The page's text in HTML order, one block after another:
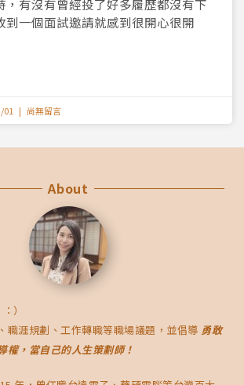
，有沒有曾經投了好多履歷都沒有下
到一個面試邀請就感到很開心很開
01 尚無留言
About
）
職涯規劃、工作轉職等職場議題，並倡導 勇敢
權，當自己的人生策劃師！